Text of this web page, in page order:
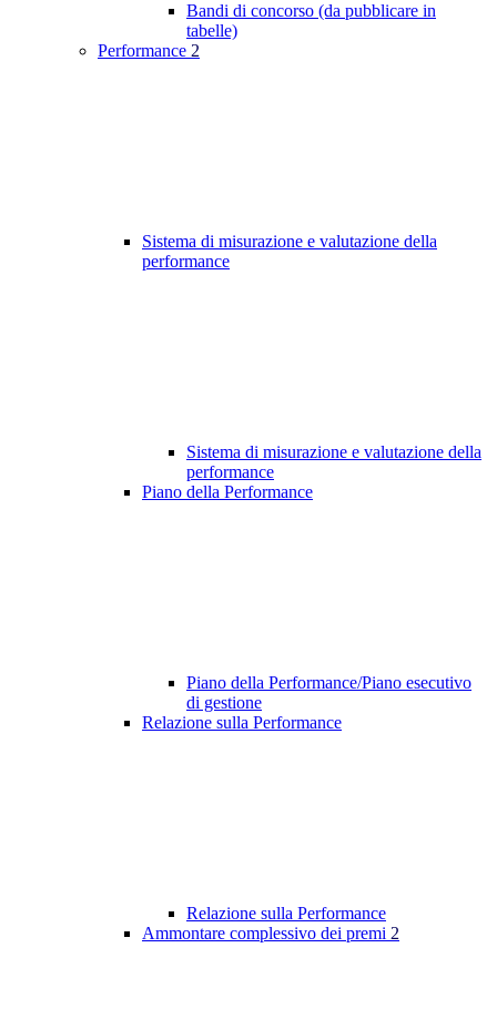
Bandi di concorso (da pubblicare in
tabelle)
Performance 2
Sistema di misurazione e valutazione della
performance
Sistema di misurazione e valutazione della
performance
Piano della Performance
Piano della Performance/Piano esecutivo
di gestione
Relazione sulla Performance
Relazione sulla Performance
Ammontare complessivo dei premi 2